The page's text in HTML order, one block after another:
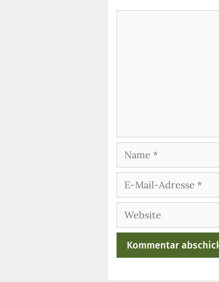
Name
E-
Website